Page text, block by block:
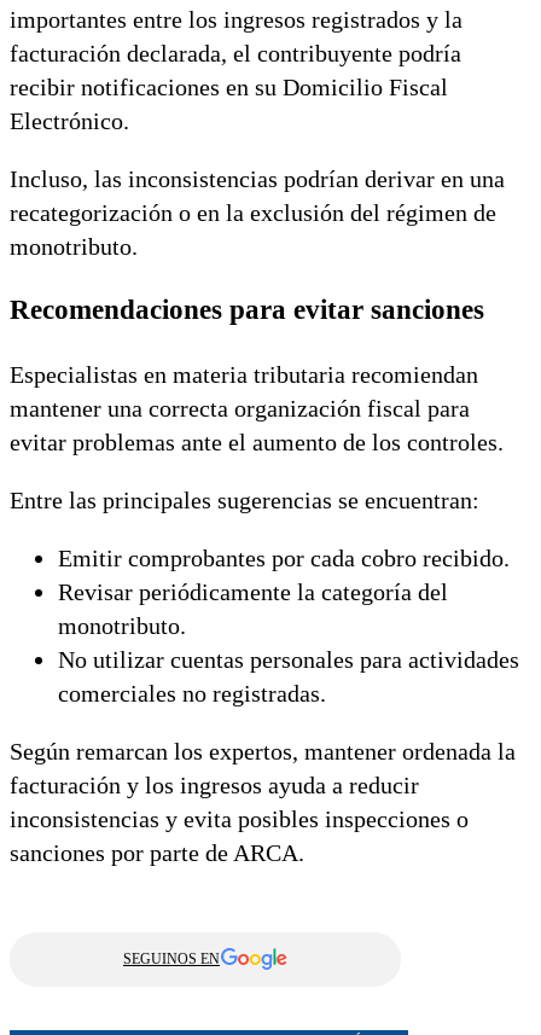
importantes entre los ingresos registrados y la
facturación declarada, el contribuyente podría
recibir notificaciones en su Domicilio Fiscal
Electrónico.
Incluso, las inconsistencias podrían derivar en una
recategorización o en la exclusión del régimen de
monotributo.
Recomendaciones para evitar sanciones
Especialistas en materia tributaria recomiendan
mantener una correcta organización fiscal para
evitar problemas ante el aumento de los controles.
Entre las principales sugerencias se encuentran:
Emitir comprobantes por cada cobro recibido.
Revisar periódicamente la categoría del
monotributo.
No utilizar cuentas personales para actividades
comerciales no registradas.
Según remarcan los expertos, mantener ordenada la
facturación y los ingresos ayuda a reducir
inconsistencias y evita posibles inspecciones o
sanciones por parte de ARCA.
SEGUINOS EN